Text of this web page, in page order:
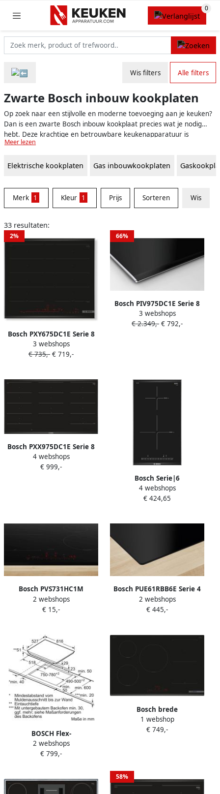
Wis filters Alle filters
Zwarte Bosch inbouw kookplaten
Op zoek naar een stijlvolle en moderne toevoeging aan je keuken?
Dan is een zwarte Bosch inbouw kookplaat precies wat je nodig
hebt. Deze krachtige en betrouwbare keukenapparatuur is
ontworpen om zowel functioneel als visueel aantrekkelijk te zijn. De
minimalistische uitstraling die in vrijwel elk keukenontwerp past.
prestaties, daarom is het kiezen voor een Bosch inbouw kookplaat
altijd een goede keuze.
Meer lezen
Elektrische kookplaten Gas inbouwkookplaten
Merk 1 Kleur 1 Prijs Sorteren Wis
33 resultaten:
2%
Bosch PXY675DC1E Serie 8
Inbouw Inductiekookplaat
3 webshops
€ 735,- € 719,-
66%
Bosch PIV975DC1E Serie 8
Inbouw Inductiekookplaat
Extra breed
3 webshops
€ 2.349,- € 792,-
Bosch PXX975DC1E Serie 8
Inbouw Inductiekookplaat
90cm PerfectFry:
4 webshops
€ 999,-
Bosch Serie|6
Inductiekookplaat 30 cm 2
zones DirectSelect
4 webshops
€ 424,65
Bosch PVS731HC1M
inductiekookplaat 4
kookzones touchscreen
2 webshops
€ 15,-
Bosch PUE61RBB6E Serie 4
Inbouw Inductiekookplaat
60 cm Tot wel 35% meer
2 webshops
€ 445,-
BOSCH Flex-
inductiekookplaat van
SCHOTT CERAN PXY875DC1E
bedieningscomfort
2 webshops
€ 799,-
Bosch brede
inductiekookplaat 5
branders L80 x D52 cm
1 webshop
€ 749,-
58%